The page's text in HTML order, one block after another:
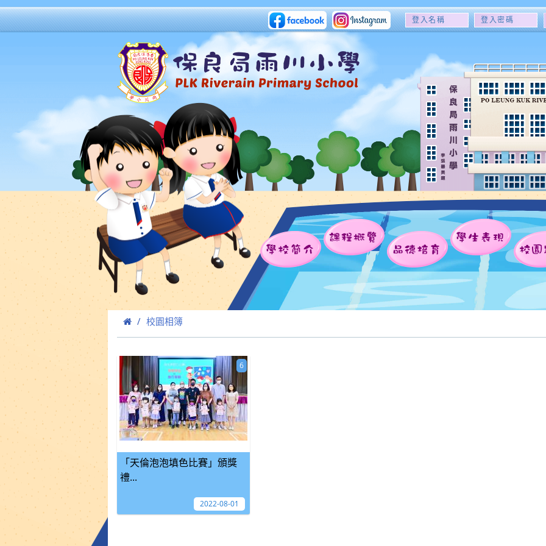
登
名
稱
登
密
碼
學校簡介
課程概覽
品德培育
學生表現
校
校園相簿
「天倫泡泡填色比賽」頒獎
禮...
6
2022-08-01